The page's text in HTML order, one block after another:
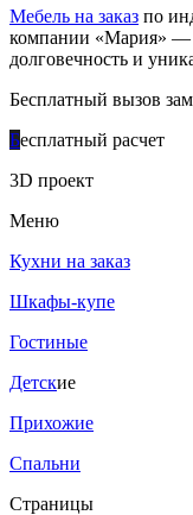
Мебель на заказ по
компании «Мария» —
долговечность и
Бесплатный вызов
Бесплатный расчет
3D проект
Меню
Кухни на заказ
Шкафы-купе
Гостиные
Детские
Прихожие
Спальни
Страницы